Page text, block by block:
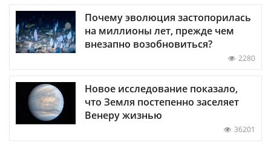
Почему эволюция застопорилась
на миллионы лет, прежде чем
внезапно возобновиться?
2280
Новое исследование показало,
что Земля постепенно заселяет
Венеру жизнью
36201